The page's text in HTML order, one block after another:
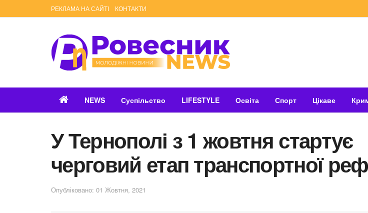
РЕКЛАМА НА САЙТІ КОНТАКТИ
NEWS Суспільство LIFESTYLE Освіта Спорт Цікаве
У Тернополі з 1 жовтня стартує
черговий етап транспортної
Опубліковано: 01 Жовтня, 2021